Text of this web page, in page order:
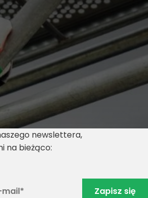
newslettera,
na bieżąco: